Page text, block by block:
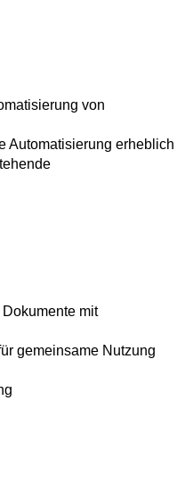
von
Automatisierung erheblich
mit
gemeinsame Nutzung